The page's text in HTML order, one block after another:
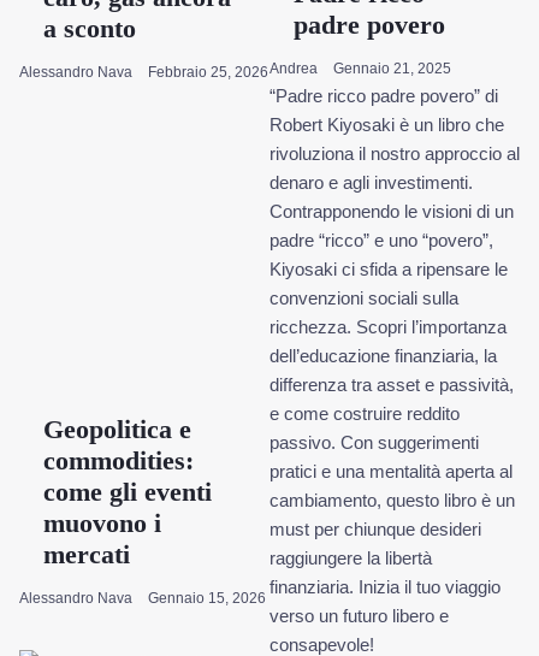
a sconto
Alessandro Nava Febbraio 25, 2026
Geopolitica e
commodities:
come gli eventi
muovono i
mercati
Alessandro Nava Gennaio 15, 2026
padre povero
Andrea Gennaio 21, 2025
“Padre ricco padre povero” di
Robert Kiyosaki è un libro che
rivoluziona il nostro approccio al
denaro e agli investimenti.
Contrapponendo le visioni di un
padre “ricco” e uno “povero”,
Kiyosaki ci sfida a ripensare le
convenzioni sociali sulla
ricchezza. Scopri l’importanza
dell’educazione finanziaria, la
differenza tra asset e passività,
e come costruire reddito
passivo. Con suggerimenti
pratici e una mentalità aperta al
cambiamento, questo libro è un
must per chiunque desideri
raggiungere la libertà
finanziaria. Inizia il tuo viaggio
verso un futuro libero e
consapevole!